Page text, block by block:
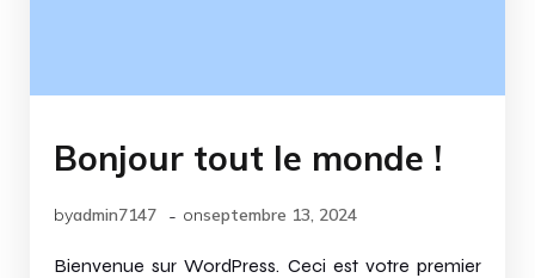
Bonjour tout le monde !
byadmin7147 - onseptembre 13, 2024
Bienvenue sur WordPress. Ceci est votre premier